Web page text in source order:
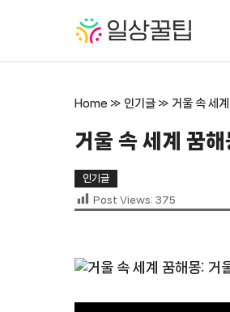
Home » 인기글 » 거울 속 세
거울 속 세계 꿈
인기글
Post Views: 375